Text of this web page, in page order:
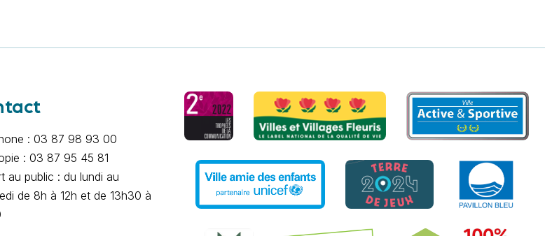
: 03 87 98 93 00
: 03 87 95 45 81
au public : du lundi au
de 8h à 12h et de 13h30 à